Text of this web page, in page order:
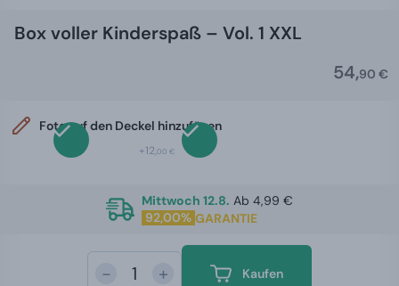
Box voller Kinderspaß – Vol. 1 XXL
54,90 €
Foto auf den Deckel hinzufügen
+12,00 €
Mittwoch 12.8. Ab 4,99 €
92,00% GARANTIE
- + Kaufen